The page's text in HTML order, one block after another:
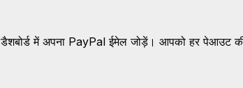
में अपना PayPal ईमेल जोड़ें। आपको हर पेआउट की